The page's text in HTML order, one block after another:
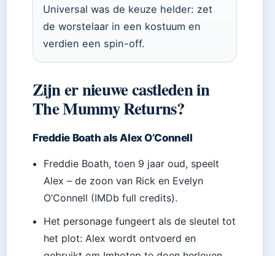
Universal was de keuze helder: zet
de worstelaar in een kostuum en
verdien een spin-off.
Zijn er nieuwe castleden in
The Mummy Returns?
Freddie Boath als Alex O’Connell
Freddie Boath, toen 9 jaar oud, speelt
Alex – de zoon van Rick en Evelyn
O’Connell (IMDb full credits).
Het personage fungeert als de sleutel tot
het plot: Alex wordt ontvoerd en